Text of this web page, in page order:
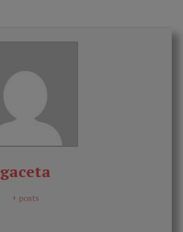
gaceta
+ posts